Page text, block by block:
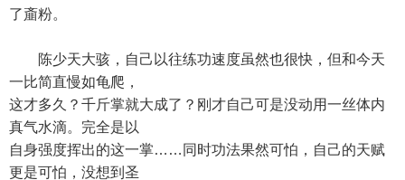
了齑粉。
陈少天大骇，自己以往练功速度虽然也很快，但和今天
一比简直慢如龟爬，
这才多久？千斤掌就大成了？刚才自己可是没动用一丝体内
真气水滴。完全是以
自身强度挥出的这一掌……同时功法果然可怕，自己的天赋
更是可怕，没想到圣